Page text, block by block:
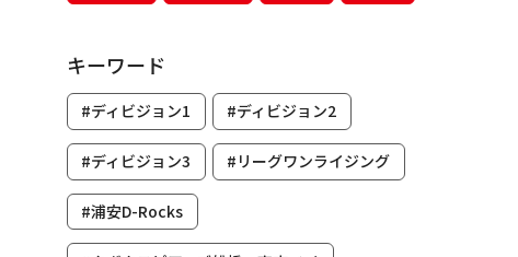
キーワード
#ディビジョン1 #ディビジョン2
#ディビジョン3 #リーグワンライジング
#浦安D-Rocks